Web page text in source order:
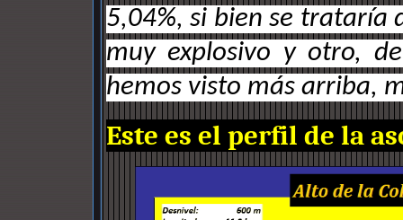
5,04%, si bien se trataría
muy explosivo y otro,
hemos visto más arriba,
Este es el perfil de la